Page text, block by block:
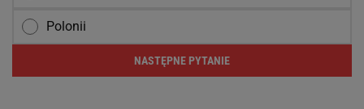
Polonii
NASTĘPNE PYTANIE